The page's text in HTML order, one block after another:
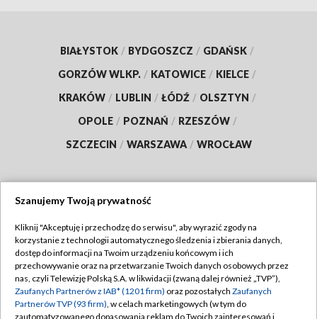
BIAŁYSTOK / BYDGOSZCZ / GDAŃSK /
GORZÓW WLKP. / KATOWICE / KIELCE /
KRAKÓW / LUBLIN / ŁÓDŹ / OLSZTYN /
OPOLE / POZNAŃ / RZESZÓW /
SZCZECIN / WARSZAWA / WROCŁAW
TVP
Abonament TVP
Emisja w TVP
Centrum informacji TVP
Regulamin TVP
Polityka prywatności
Moje zgody
Szanujemy Twoją prywatność
Kliknij "Akceptuję i przechodzę do serwisu", aby wyrazić zgody na
korzystanie z technologii automatycznego śledzenia i zbierania danych,
dostęp do informacji na Twoim urządzeniu końcowym i ich
przechowywanie oraz na przetwarzanie Twoich danych osobowych przez
nas, czyli Telewizję Polską S.A. w likwidacji (zwaną dalej również „TVP”),
Zaufanych Partnerów z IAB* (1201 firm) oraz pozostałych Zaufanych
Partnerów TVP (93 firm), w celach marketingowych (w tym do
zautomatyzowanego dopasowania reklam do Twoich zainteresowań i